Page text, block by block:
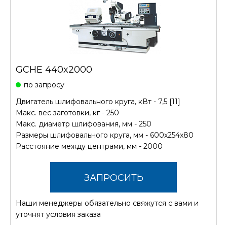
GCHE 440x2000
по запросу
Двигатель шлифовального круга, кВт - 7,5 [11]
Макс. вес заготовки, кг - 250
Макс. диаметр шлифования, мм - 250
Размеры шлифовального круга, мм - 600х254х80
Расстояние между центрами, мм - 2000
ЗАПРОСИТЬ
СТОИМОСТЬ
Наши менеджеры обязательно свяжутся с вами и
уточнят условия заказа